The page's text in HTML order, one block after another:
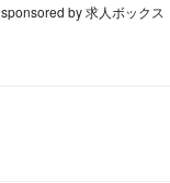
sponsored by 求人ボックス